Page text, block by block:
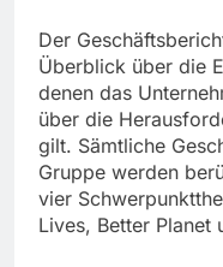
Der
Überblick über die
denen das
über die
gilt. Sämtliche
Gruppe werden
vier
Lives, Better Planet